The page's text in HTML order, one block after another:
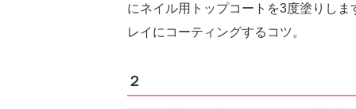
にネイル用トップコートを3度塗りし
レイにコーティングするコツ。
２